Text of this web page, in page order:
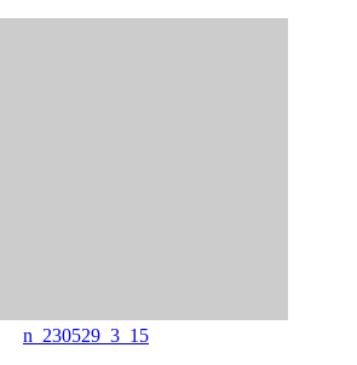
n_230529_3_15